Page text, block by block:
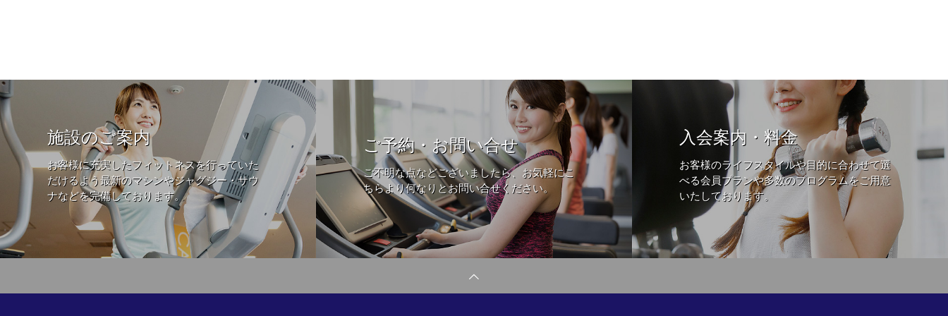
施設のご案内
お客様に充実したフィットネスを行っていた
だけるよう最新のマシンやジャグジー・サウ
ナなどを完備しております。
ご予約・お問い合せ
ご不明な点などございましたら、お気軽にこ
ちらより何なりとお問い合せください。
入会案内・料金
お客様のライフスタイルや目的に合わせて選
べる会員プランや多数のプログラムをご用意
いたしております。